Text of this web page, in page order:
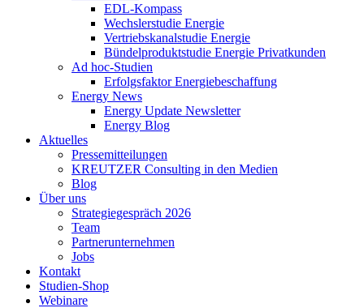
EDL-Kompass
Wechslerstudie Energie
Vertriebskanalstudie Energie
Bündelproduktstudie Energie Privatkunden
Ad hoc-Studien
Erfolgsfaktor Energiebeschaffung
Energy News
Energy Update Newsletter
Energy Blog
Aktuelles
Pressemitteilungen
KREUTZER Consulting in den Medien
Blog
Über uns
Strategiegespräch 2026
Team
Partnerunternehmen
Jobs
Kontakt
Studien-Shop
Webinare